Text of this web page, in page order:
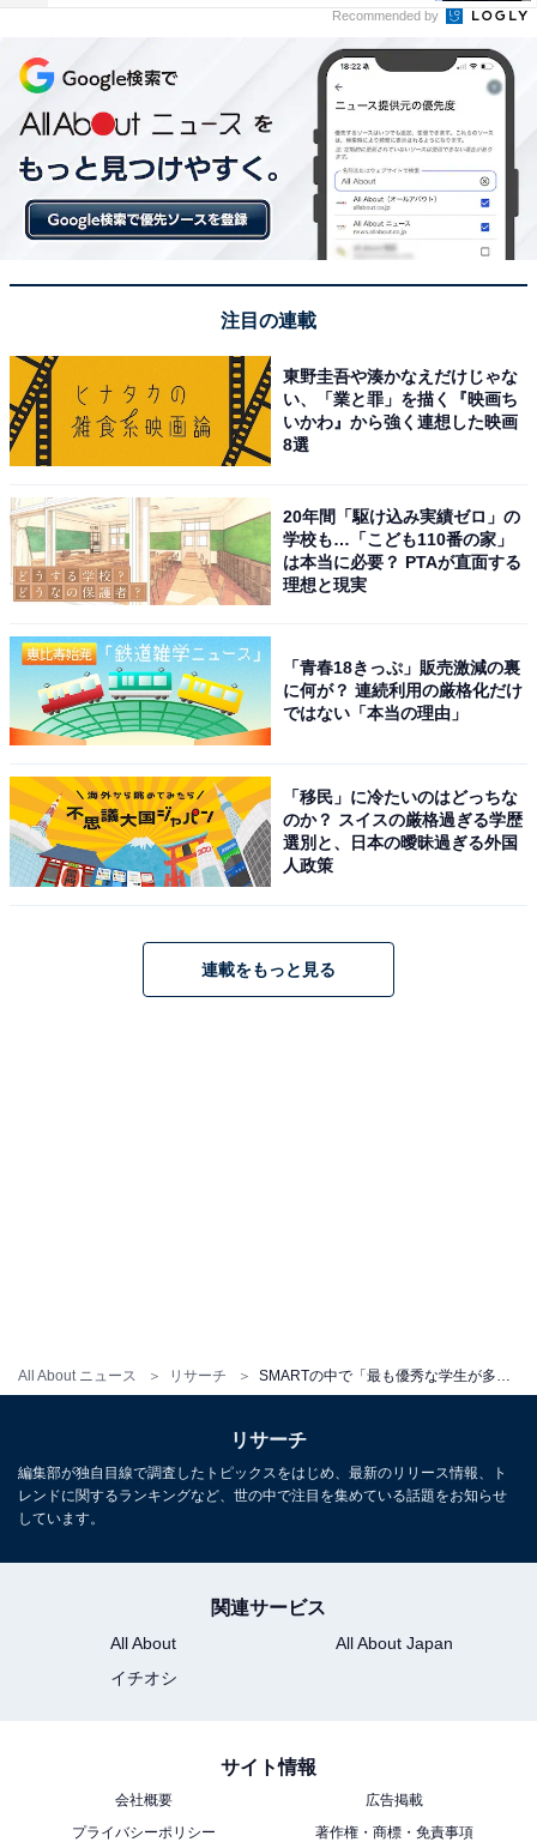
All About ニュース リサーチ
こちらもおすすめ
「SMARTの中で最も子どもを進学させたい大
は？【2025年調査】
1 2
Recommended by
注目の連載
東野圭吾や湊かなえだけじゃな
い、「業と罪」を描く『映画ち
いかわ』から強く連想した映画
8選
20年間「駆け込み実績ゼロ」の
学校も…「こども110番の家」
は本当に必要？ PTAが直面する
理想と現実
「青春18きっぷ」販売激減の裏
に何が？ 連続利用の厳格化だけ
ではない「本当の理由」
「移民」に冷たいのはどっちな
のか？ スイスの厳格過ぎる学歴
選別と、日本の曖昧過ぎる外国
人政策
連載をもっと見る
リサーチ
編集部が独自目線で調査したトピックスをはじめ、最新のリリース情報、ト
レンドに関するランキングなど、世の中で注目を集めている話題をお知らせ
しています。
関連サービス
All About
All About Japan
イチオシ
サイト情報
会社概要
広告掲載
プライバシーポリシー
著作権・商標・免責事項